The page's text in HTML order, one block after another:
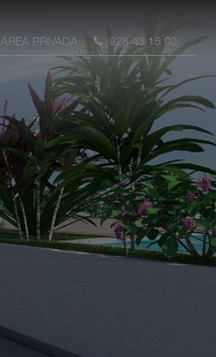
ÁREA PRIVADA 928 43 15 90